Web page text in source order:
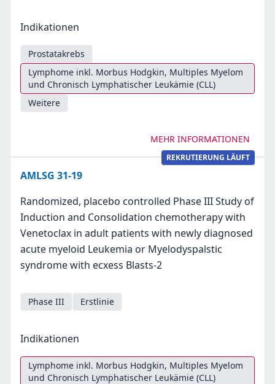
Indikationen
Prostatakrebs
Lymphome inkl. Morbus Hodgkin, Multiples Myelom
und Chronisch Lymphatischer Leukämie (CLL)
Weitere
MEHR INFORMATIONEN
REKRUTIERUNG LÄUFT
AMLSG 31-19
Randomized, placebo controlled Phase III Study of
Induction and Consolidation chemotherapy with
Venetoclax in adult patients with newly diagnosed
acute myeloid Leukemia or Myelodyspalstic
syndrome with ecxess Blasts-2
Phase III Erstlinie
Indikationen
Lymphome inkl. Morbus Hodgkin, Multiples Myelom
und Chronisch Lymphatischer Leukämie (CLL)